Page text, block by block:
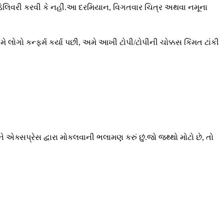
કરવી કે નહીં.આ દરમિયાન, વિગતવાર ચિત્ર અથવા નમૂના
કન્ફર્મ કર્યા પછી, અમે આખી ટોપી/ટોપીની ચોક્કસ કિંમત ટાંકી
એક્સપ્રેસ દ્વારા મોકલવાની ભલામણ કરું છું.જો જથ્થો મોટો છે, તો